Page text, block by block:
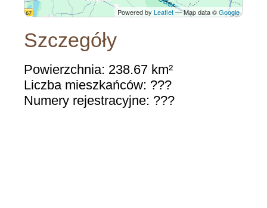
Powered by Leaflet— Map data ©Google
Szczegóły
Powierzchnia: 238.67 km²
Liczba mieszkańców: ???
Numery rejestracyjne: ???